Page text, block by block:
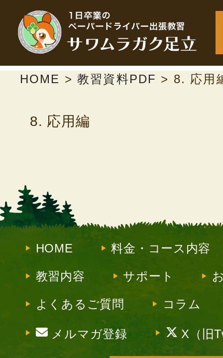
HOME >教習資料PDF > 8. 応用
8. 応用編
HOME 料金・コース内容
教習内容 サポート
よくあるご質問 コラム
メルマガ登録 X（旧